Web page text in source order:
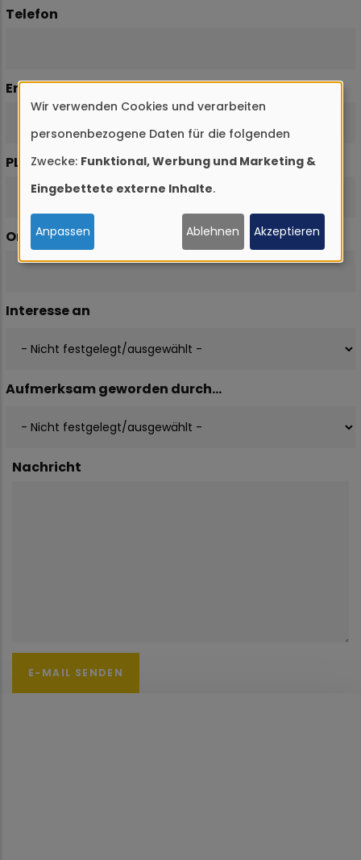
Telefon
Email
PLZ
Ort
Interesse an
Aufmerksam geworden durch...
Nachricht
Verwendung
von
personenbezogenen
Daten
und
Cookies
Wir verwenden Cookies und verarbeiten
personenbezogene Daten für die folgenden
Zwecke: Funktional, Werbung und Marketing &
Eingebettete externe Inhalte.
Anpassen Ablehnen Akzeptieren